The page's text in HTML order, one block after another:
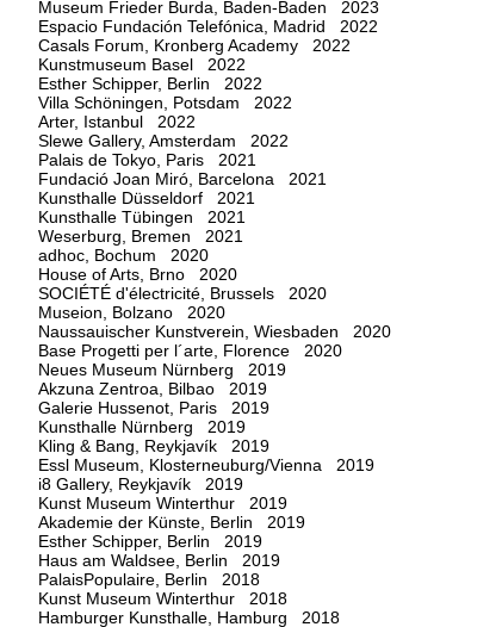
Museum Frieder Burda, Baden-Baden 2023
Espacio Fundación Telefónica, Madrid 2022
Casals Forum, Kronberg Academy 2022
Kunstmuseum Basel 2022
Esther Schipper, Berlin 2022
Villa Schöningen, Potsdam 2022
Arter, Istanbul 2022
Slewe Gallery, Amsterdam 2022
Palais de Tokyo, Paris 2021
Fundació Joan Miró, Barcelona 2021
Kunsthalle Düsseldorf 2021
Kunsthalle Tübingen 2021
Weserburg, Bremen 2021
adhoc, Bochum 2020
House of Arts, Brno 2020
SOCIÉTÉ d'électricité, Brussels 2020
Museion, Bolzano 2020
Naussauischer Kunstverein, Wiesbaden 2020
Base Progetti per l´arte, Florence 2020
Neues Museum Nürnberg 2019
Akzuna Zentroa, Bilbao 2019
Galerie Hussenot, Paris 2019
Kunsthalle Nürnberg 2019
Kling & Bang, Reykjavík 2019
Essl Museum, Klosterneuburg/Vienna 2019
i8 Gallery, Reykjavík 2019
Kunst Museum Winterthur 2019
Akademie der Künste, Berlin 2019
Esther Schipper, Berlin 2019
Haus am Waldsee, Berlin 2019
PalaisPopulaire, Berlin 2018
Kunst Museum Winterthur 2018
Hamburger Kunsthalle, Hamburg 2018